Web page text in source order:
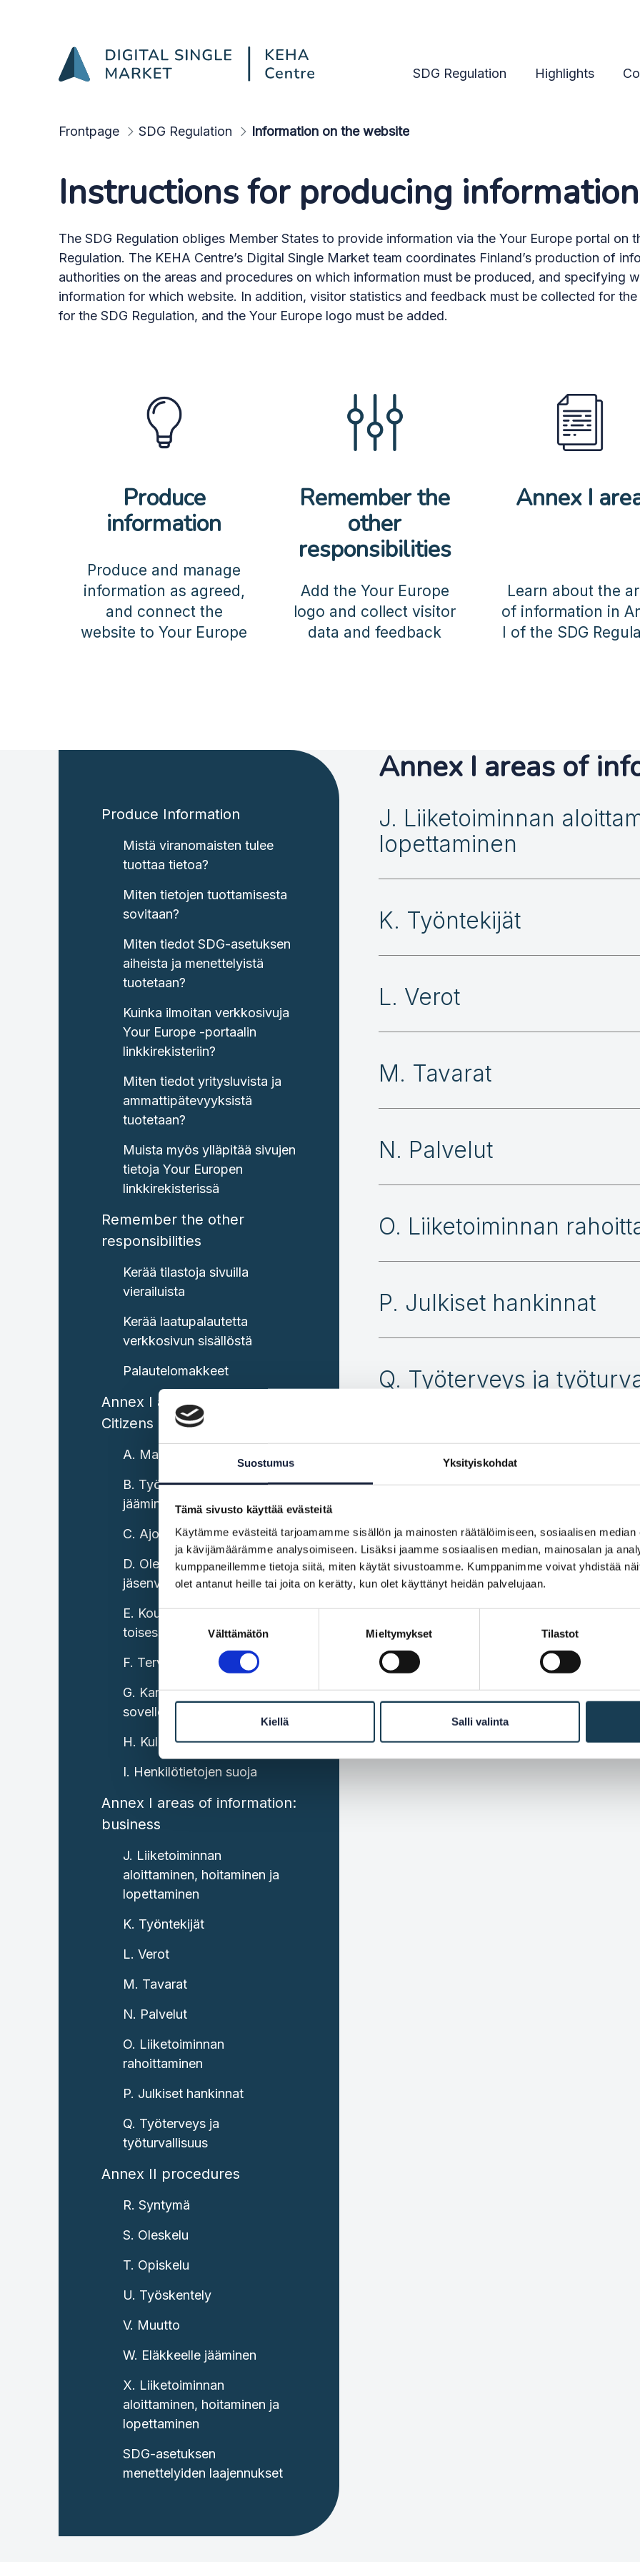
Suostumus Yksityiskohdat
Tämä sivusto käyttää evästeitä
Käytämme evästeitä tarjoamamme sisällön ja mainosten räätälöimiseen, sosiaalisen
ja kävijämäärämme analysoimiseen. Lisäksi jaamme sosiaalisen median, mainosalan ja
kumppaneillemme tietoja siitä, miten käytät sivustoamme. Kumppanimme voivat yhdistää
olet antanut heille tai joita on kerätty, kun olet käyttänyt heidän palvelujaan.
Suostumuksen
valinta
Välttämätön Mieltymykset Tilastot
Kiellä Salli valinta
SDG Regulation Highlights
Frontpage SDG Regulation Information on the website
Instructions for producing information
The SDG Regulation obliges Member States to provide information via the Your Europe portal on
Regulation. The KEHA Centre’s Digital Single Market team coordinates Finland’s production of
authorities on the areas and procedures on which information must be produced, and specifying
information for which website. In addition, visitor statistics and feedback must be collected for
for the SDG Regulation, and the Your Europe logo must be added.
Produce
information
Produce and manage
information as agreed,
and connect the
website to Your Europe
Remember the
other
responsibilities
Add the Your Europe
logo and collect visitor
data and feedback
Annex I
Learn about the
of information in
I of the SDG
Produce Information
Mistä viranomaisten tulee
tuottaa tietoa?
Miten tietojen tuottamisesta
sovitaan?
Miten tiedot SDG-asetuksen
aiheista ja menettelyistä
tuotetaan?
Kuinka ilmoitan verkkosivuja
Your Europe -portaalin
linkkirekisteriin?
Miten tiedot yritysluvista ja
ammattipätevyyksistä
tuotetaan?
Muista myös ylläpitää sivujen
tietoja Your Europen
linkkirekisterissä
Remember the other
responsibilities
Kerää tilastoja sivuilla
vierailuista
Kerää laatupalautetta
verkkosivun sisällöstä
Palautelomakkeet
Annex I areas of information:
Citizens
A. Matkustaminen unionissa
B. Työskentely ja eläkkeelle
jääminen unionissa
C. Ajoneuvot unionissa
D. Oleskelu toisessa
jäsenvaltiossa
E. Koulutus tai harjoittelu
toisessa jäsenvaltiossa
F. Terveydenhuolto
G. Kansalaisiin ja perheisiin
sovellettavat oikeudet
H. Kuluttajien oikeudet
I. Henkilötietojen suoja
Annex I areas of information:
business
J. Liiketoiminnan
aloittaminen, hoitaminen ja
lopettaminen
K. Työntekijät
L. Verot
M. Tavarat
N. Palvelut
O. Liiketoiminnan
rahoittaminen
P. Julkiset hankinnat
Q. Työterveys ja
työturvallisuus
Annex II procedures
R. Syntymä
S. Oleskelu
T. Opiskelu
U. Työskentely
V. Muutto
W. Eläkkeelle jääminen
X. Liiketoiminnan
aloittaminen, hoitaminen ja
lopettaminen
SDG-asetuksen
menettelyiden laajennukset
Annex I areas of
J. Liiketoiminnan
lopettaminen
K. Työntekijät
L. Verot
M. Tavarat
N. Palvelut
O. Liiketoiminnan
P. Julkiset hankinnat
Q. Työterveys ja